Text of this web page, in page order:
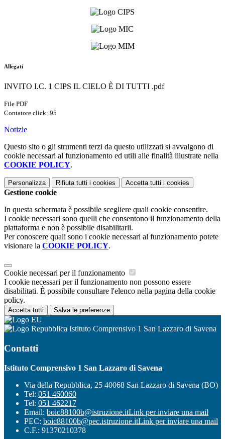
Allegati
INVITO I.C. 1 CIPS IL CIELO È DI TUTTI .pdf
File PDF
Contatore click: 95
Notizie
Questo sito o gli strumenti terzi da questo utilizzati si avvalgono di
cookie necessari al funzionamento ed utili alle finalità illustrate nella
COOKIE POLICY.
Personalizza Rifiuta tutti i cookies Accetta tutti i cookies
Gestione cookie
In questa schermata è possibile scegliere quali cookie consentire.
I cookie necessari sono quelli che consentono il funzionamento della
piattaforma e non è possibile disabilitarli.
Per conoscere quali sono i cookie necessari al funzionamento potete
visionare la COOKIE POLICY.
Cookie necessari per il funzionamento
I cookie necessari per il funzionamento non possono essere
disabilitati. È possibile consultare l'elenco nella pagina della cookie
policy.
Accetta tutti Salva le preferenze
Istituto Comprensivo 1 San Lazzaro di Savena
Contatti
Istituto Comprensivo 1 San Lazzaro di Savena
Via della Repubblica, 25 40068 San Lazzaro di Savena (BO)
Tel: 051 460060
Tel: 051 462217
Email: boic88100b@istruzione.itLink per inviare una mail
PEC: boic88100b@pec.istruzione.itLink per inviare una mail
C.F.: 91370210378